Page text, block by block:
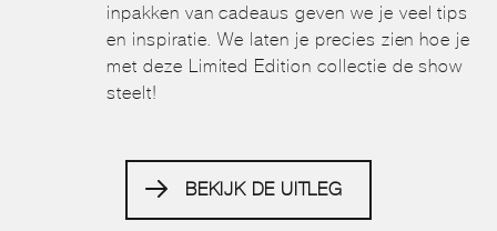
inpakken van cadeaus geven we je veel tips
en inspiratie. We laten je precies zien hoe je
met deze Limited Edition collectie de show
steelt!
BEKIJK DE UITLEG